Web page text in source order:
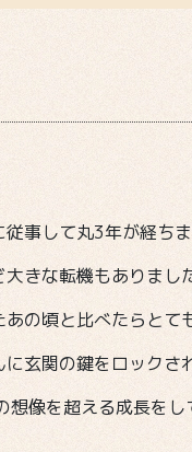
事して丸3年が経ちま
きな転機もありまし
の頃と比べたらとて
玄関の鍵をロックさ
像を超える成長をし